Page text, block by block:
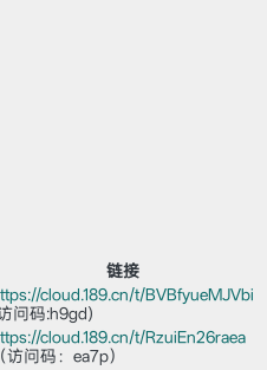
链接
cloud.189.cn/t/BVBfyueMJVbi
问码:h9gd)
cloud.189.cn/t/RzuiEn26raea
（访问码：ea7p）